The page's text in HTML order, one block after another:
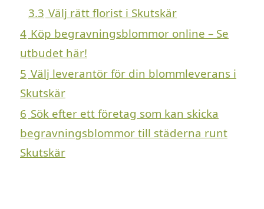
3.3 Välj rätt florist i Skutskär
4 Köp begravningsblommor online – Se
utbudet här!
5 Välj leverantör för din blommleverans i
Skutskär
6 Sök efter ett företag som kan skicka
begravningsblommor till städerna runt
Skutskär